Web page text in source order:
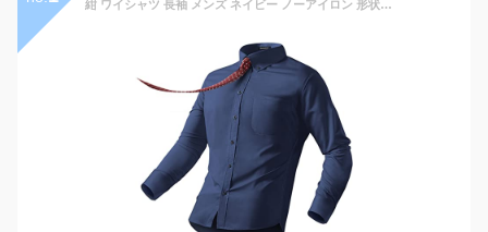
紺 ワイシャツ 長袖 メンズ ネイビー ノーアイロン 形状記憶 形態安定 Yシャツ 無地 ビジネス ストレッチ ノンアイロン カッターシャツ カラー ボタンダウン 冠婚葬祭 Amazon S 首37 レギュラー ブランド フォーマル